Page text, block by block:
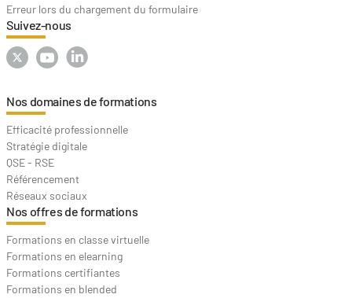
Erreur lors du chargement du formulaire
Suivez-nous
Nos domaines de formations
Efficacité professionnelle
Stratégie digitale
QSE - RSE
Référencement
Réseaux sociaux
Nos offres de formations
Formations en classe virtuelle
Formations en elearning
Formations certifiantes
Formations en blended